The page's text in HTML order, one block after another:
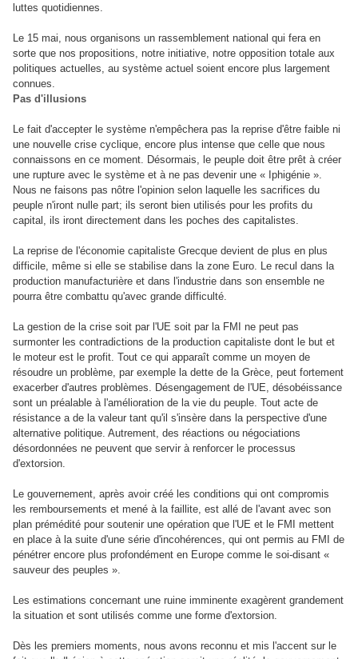
luttes quotidiennes.
Le 15 mai, nous organisons un rassemblement national qui fera en
sorte que nos propositions, notre initiative, notre opposition totale aux
politiques actuelles, au système actuel soient encore plus largement
connues.
Pas d'illusions
Le fait d'accepter le système n'empêchera pas la reprise d'être faible ni
une nouvelle crise cyclique, encore plus intense que celle que nous
connaissons en ce moment. Désormais, le peuple doit être prêt à créer
une rupture avec le système et à ne pas devenir une « Iphigénie ».
Nous ne faisons pas nôtre l'opinion selon laquelle les sacrifices du
peuple n'iront nulle part; ils seront bien utilisés pour les profits du
capital, ils iront directement dans les poches des capitalistes.
La reprise de l'économie capitaliste Grecque devient de plus en plus
difficile, même si elle se stabilise dans la zone Euro. Le recul dans la
production manufacturière et dans l'industrie dans son ensemble ne
pourra être combattu qu'avec grande difficulté.
La gestion de la crise soit par l'UE soit par la FMI ne peut pas
surmonter les contradictions de la production capitaliste dont le but et
le moteur est le profit. Tout ce qui apparaît comme un moyen de
résoudre un problème, par exemple la dette de la Grèce, peut fortement
exacerber d'autres problèmes. Désengagement de l'UE, désobéissance
sont un préalable à l'amélioration de la vie du peuple. Tout acte de
résistance a de la valeur tant qu'il s'insère dans la perspective d'une
alternative politique. Autrement, des réactions ou négociations
désordonnées ne peuvent que servir à renforcer le processus
d'extorsion.
Le gouvernement, après avoir créé les conditions qui ont compromis
les remboursements et mené à la faillite, est allé de l'avant avec son
plan prémédité pour soutenir une opération que l'UE et le FMI mettent
en place à la suite d'une série d'incohérences, qui ont permis au FMI de
pénétrer encore plus profondément en Europe comme le soi-disant «
sauveur des peuples ».
Les estimations concernant une ruine imminente exagèrent grandement
la situation et sont utilisés comme une forme d'extorsion.
Dès les premiers moments, nous avons reconnu et mis l'accent sur le